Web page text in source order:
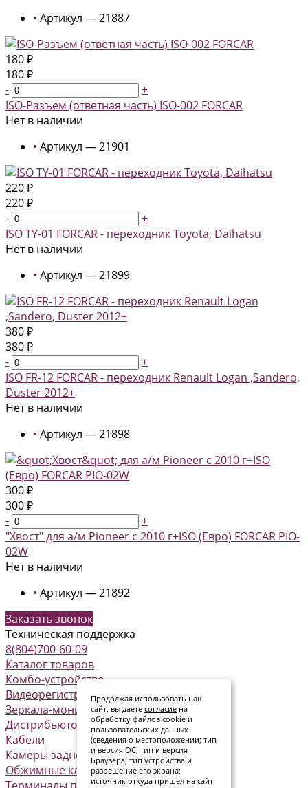
• Артикул — 21887
180 ₽
180 ₽
-
+
ISO-Разъем (ответная часть) ISO-002 FORCAR
Нет в наличии
• Артикул — 21901
220 ₽
220 ₽
-
+
ISO TY-01 FORCAR - переходник Toyota, Daihatsu
Нет в наличии
• Артикул — 21899
380 ₽
380 ₽
-
+
ISO FR-12 FORCAR - переходник Renault Logan ,Sandero,
Duster 2012+
Нет в наличии
• Артикул — 21898
300 ₽
300 ₽
-
+
"Хвост" для а/м Pioneer с 2010 г+ISO (Евро) FORCAR PIO-
02W
Нет в наличии
• Артикул — 21892
Заказать звонок
Техническая поддержка
8(804)700-60-09
Каталог товаров
Комбо-устройство
Видеорегистраторы
Зеркала-мониторы
Дистрибьюторы питания
Кабели
Камеры заднего вида
Обжимные клеммы
Продолжая использовать наш
сайт, вы даете согласие на
обработку файлов cookie и
пользовательских данных
(сведения о местоположении; тип
и версия ОС; тип и версия
Браузера; тип устройства и
разрешение его экрана;
источник откуда пришел на сайт